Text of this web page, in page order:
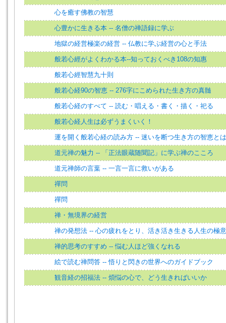
心を癒す佛教の智慧
心豊かに生きる本 -- 名僧の禅語録に学ぶ
地獄の経営極楽の経営 -- 仏教に学ぶ経営の心と手法
般若心經がよくわかる本--知っておくべき108の知惠
般若心經智慧九十則
般若心経90の智恵 -- 276字にこめられた生き方の真髄
般若心経のすべて -- 読む・唱える・書く・描く・祀る
般若心経人生は必ずうまくいく！
運を開く般若心経の読み方 -- 迷いを断つ生き方の智恵とは
道元禅の魅力 -- 「正法眼蔵随聞記」に学ぶ禅のこころ
道元禅師の言葉 -- 一言一言に救いがある
禪問
禪問
禅・無境界の経営
禅の発想法 -- 心の疲れをとり、活き活き生きる人生の極意
禅的思考のすすめ -- 悩む人ほど強くなれる
絵で読む禅問答 -- 悟りと閃きの世界へのガイドブック
観音経の招福法 -- 煩悩の心で、どう生きればいいか